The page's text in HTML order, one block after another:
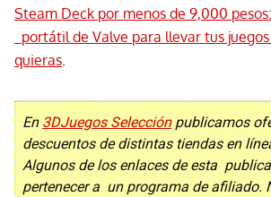
Steam Deck por menos de 9,000
portátil de Valve para llevar tus juegos
quieras.
En 3DJuegos Selecciónpublicamos
descuentos de distintas tiendas en
Algunos de los enlaces de esta
pertenecer a un programa de afiliado.